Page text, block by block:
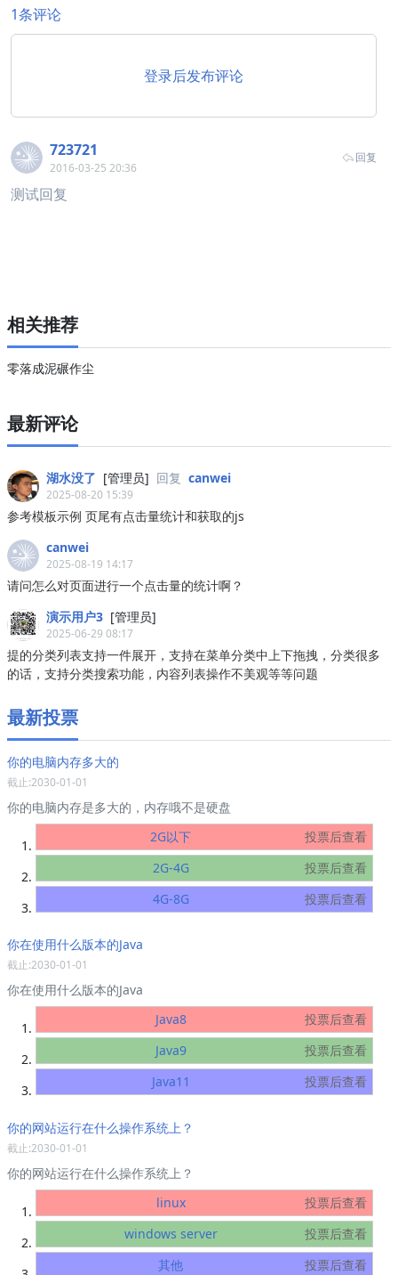
1条评论
登录后发布评论
723721
2016-03-25 20:36
回复
测试回复
相关推荐
零落成泥碾作尘
最新评论
湖水没了 [管理员] 回复 canwei
2025-08-20 15:39
参考模板示例 页尾有点击量统计和获取的js
canwei
2025-08-19 14:17
请问怎么对页面进行一个点击量的统计啊？
演示用户3 [管理员]
2025-06-29 08:17
提的分类列表支持一件展开，支持在菜单分类中上下拖拽，分类很多
的话，支持分类搜索功能，内容列表操作不美观等等问题
最新投票
你的电脑内存多大的
截止:2030-01-01
你的电脑内存是多大的，内存哦不是硬盘
2G以下
投票后查看
2G-4G
投票后查看
4G-8G
投票后查看
你在使用什么版本的Java
截止:2030-01-01
你在使用什么版本的Java
Java8
投票后查看
Java9
投票后查看
Java11
投票后查看
你的网站运行在什么操作系统上？
截止:2030-01-01
你的网站运行在什么操作系统上？
linux
投票后查看
windows server
投票后查看
其他
投票后查看